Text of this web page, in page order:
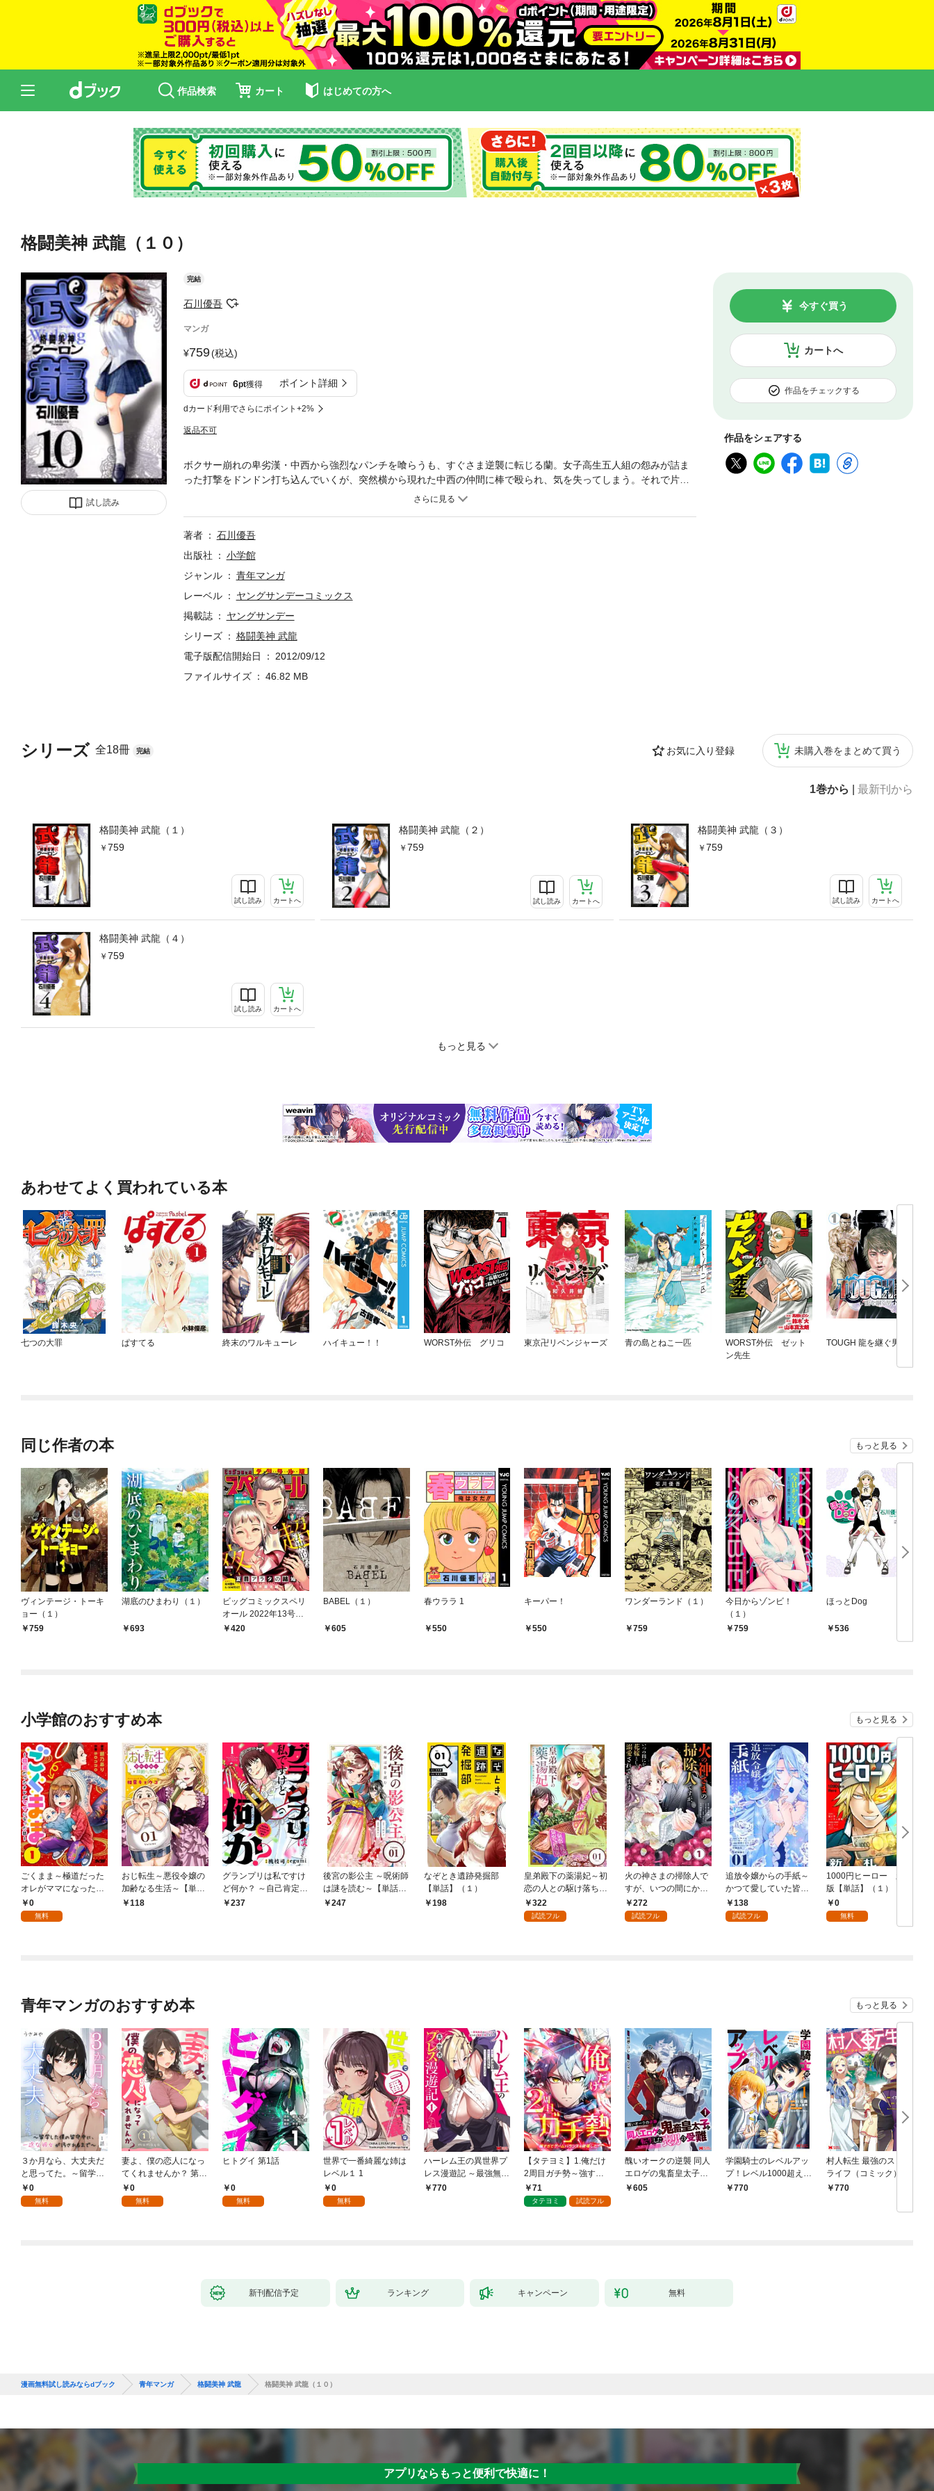
作品検索 カート はじめての方へ
格闘美神 武龍（１０）
試し読み
完結
石川優吾
マンガ
759(税込)
6pt獲得 ポイント詳細
dカード利用でさらにポイント+2%
返品不可
カートへ
今すぐ買う
作品をチェックする
作品をシェアする
シリーズ 全18冊 完結 お気に入り登録 未購入巻をまとめて買う
1巻から 最新刊から
格闘美神 武龍（１）
759
試し読み カートへ
格闘美神 武龍（２）
759
試し読み カートへ
格闘美神 武龍（３）
759
試し読み カートへ
格闘美神 武龍（４）
759
試し読み カートへ
もっと見る
ボクサー崩れの卑劣漢・中西から強烈なパンチを喰らうも、すぐさま逆襲に転じる蘭。女子高生五人組の怨みが詰ま
った打撃をドンドン打ち込んでいくが、突然横から現れた中西の仲間に棒で殴られ、気を失ってしまう。それで片が
付いたと思った中西は、蘭を手込めにしようとするが…
著者
石川優吾
出版社
小学館
ジャンル
青年マンガ
レーベル
ヤングサンデーコミックス
掲載誌
ヤングサンデー
シリーズ
格闘美神 武龍
電子版配信開始日
2012/09/12
ファイルサイズ
46.82 MB
あわせてよく買われている本
七つの大罪 ぱすてる 終末のワルキューレ ハイキュー！！ WORST外伝 グリコ 東京卍リベンジャーズ 青の島とねこ一匹
WORST外伝 ゼット
ン先生
TOUGH 龍を継ぐ男
同じ作者の本 もっと見る
ヴィンテージ・トーキ
ョー（１）
759
湖底のひまわり（１）
693
ビッグコミックスペリ
オール 2022年13号（2
022年6月10日発売）
420
BABEL（１）
605
春ウララ 1
550
キーパー！
550
ワンダーランド（１）
759
今日からゾンビ！
（１）
759
ほっとDog
536
小学館のおすすめ本 もっと見る
ごくまま～極道だった
オレがママになった話
～【単話】（１）
0
無料
おじ転生～悪役令嬢の
加齢なる生活～【単
話】（１）
118
グランプリは私ですけ
ど何か？ ～自己肯定モ
ンスターのミスコン無
237
後宮の影公主 ～呪術師
は謎を読む～【単話】
（１）
247
なぞとき遺跡発掘部
【単話】（１）
198
皇弟殿下の薬湯妃～初
恋の人との駆け落ち先
は後宮でした～【単
話】（１）
322
試読フル
火の神さまの掃除人で
すが、いつの間にか花
嫁として溺愛されてい
ます【単話】（１）
272
試読フル
追放令嬢からの手紙～
かつて愛していた皆さ
まへ 私のことなどお忘
れですか？～【単話】
138
試読フル
1000円ヒーロー 新札
版【単話】（１）
0
無料
青年マンガのおすすめ本 もっと見る
３か月なら、大丈夫だ
と思ってた。～留学し
た僕の留守中に、一途
な彼女が汚されるまで
0
無料
妻よ、僕の恋人になっ
てくれませんか？ 第1
話0
無料
ヒトグイ 第1話
0
無料
世界で一番綺麗な姉は
レベル１ 1
0
無料
ハーレム王の異世界プ
レス漫遊記 ～最強無双
のおじさんはあらゆる
770
【タテヨミ】1.俺だけ
2周目ガチ勢～強すぎ
てゲームバランスを破
壊した～
71
タテヨミ 試読フル
醜いオークの逆襲 同人
エロゲの鬼畜皇太子に
転生した喪男の受難
605
学園騎士のレベルアッ
プ！レベル1000超えの
転生者、落ちこぼれク
770
村人転生 最強のスロー
ライフ（コミック） 1
770
新刊配信予定 ランキング キャンペーン 無料
漫画無料試し読みならdブック 青年マンガ 格闘美神 武龍 格闘美神 武龍（１０）
アプリならもっと便利で快適に！